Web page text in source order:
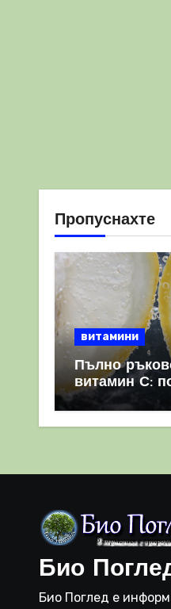
Пропуснахте
витамини
Пълно
витамин С:
източници и
важен за
Био
Био Поглед е